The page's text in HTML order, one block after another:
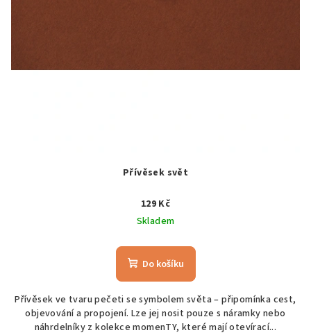
Přívěsek svět
129 Kč
Skladem
Do košíku
Přívěsek ve tvaru pečeti se symbolem světa – připomínka cest,
objevování a propojení. Lze jej nosit pouze s náramky nebo
náhrdelníky z kolekce momenTY, které mají otevírací...